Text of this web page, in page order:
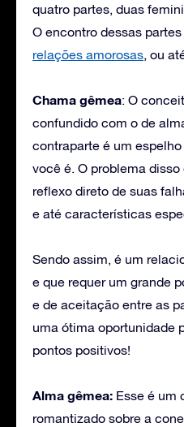
quatro partes, duas
O encontro dessas
relações amorosas, ou
Chama gêmea: O
confundido com o de
contraparte é um
você é. O problema
reflexo direto de suas
e até características
Sendo assim, é um
e que requer um grande
e de aceitação entre as
uma ótima oportunidade
pontos positivos!
Alma gêmea: Esse é um
romantizado sobre a